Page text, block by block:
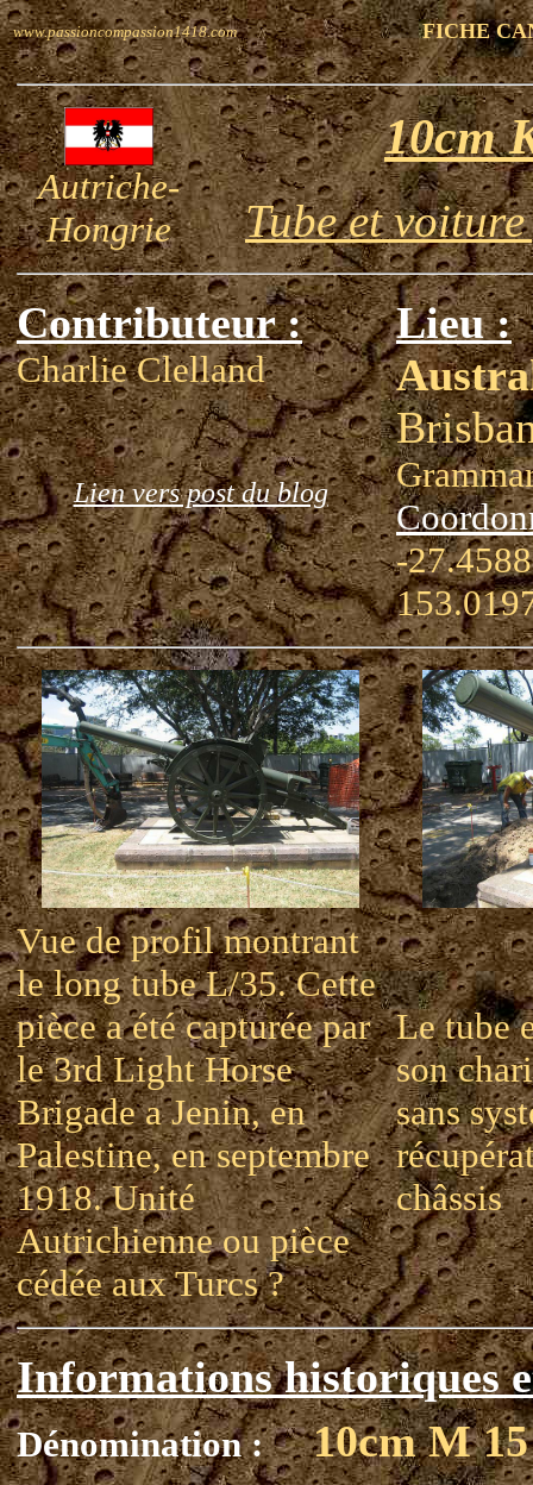
www.passioncompassion1418.com FICHE
Autriche-
Hongrie
10cm
Tube et
Contributeur :
Charlie Clelland
Lien vers post du blog
Lieu :
-
Vue de profil montrant
le long tube L/35. Cette
pièce a été capturée par
le 3rd Light Horse
Brigade a Jenin, en
Palestine, en septembre
1918. Unité
Autrichienne ou pièce
cédée aux Turcs ?
Le tube
son
sans
châssis
Informations historiques
Dénomination : 10cm M